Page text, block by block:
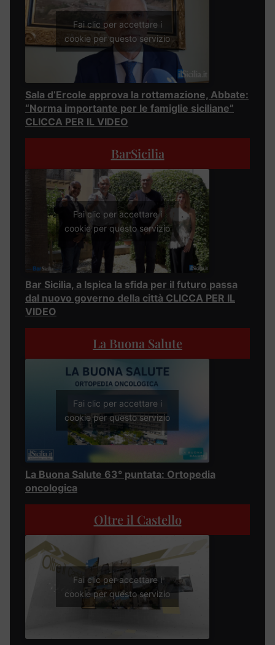
Fai clic per accettare i
cookie per questo servizio
Sala d’Ercole approva la rottamazione, Abbate:
“Norma importante per le famiglie siciliane”
CLICCA PER IL VIDEO
BarSicilia
Fai clic per accettare i
cookie per questo servizio
Bar Sicilia, a Ispica la sfida per il futuro passa
dal nuovo governo della città CLICCA PER IL
VIDEO
La Buona Salute
Fai clic per accettare i
cookie per questo servizio
La Buona Salute 63° puntata: Ortopedia
oncologica
Oltre il Castello
Fai clic per accettare i
cookie per questo servizio